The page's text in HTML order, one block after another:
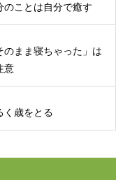
のことは自分で癒す
のまま寝ちゃった」は
意
く歳をとる